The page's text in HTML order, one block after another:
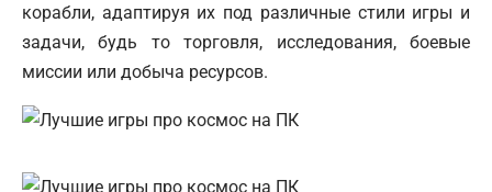
корабли, адаптируя их под различные стили игры и
задачи, будь то торговля, исследования, боевые
миссии или добыча ресурсов.